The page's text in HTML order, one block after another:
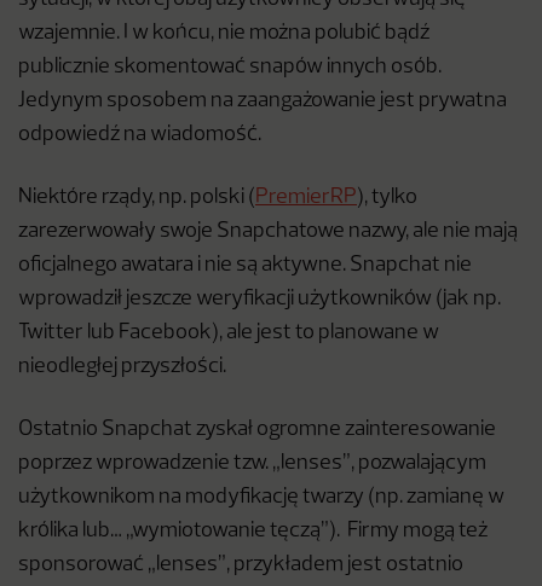
wzajemnie. I w końcu, nie można polubić bądź
publicznie skomentować snapów innych osób.
Jedynym sposobem na zaangażowanie jest prywatna
odpowiedź na wiadomość.
Niektóre rządy, np. polski (PremierRP), tylko
zarezerwowały swoje Snapchatowe nazwy, ale nie mają
oficjalnego awatara i nie są aktywne. Snapchat nie
wprowadził jeszcze weryfikacji użytkowników (jak np.
Twitter lub Facebook), ale jest to planowane w
nieodległej przyszłości.
Ostatnio Snapchat zyskał ogromne zainteresowanie
poprzez wprowadzenie tzw. „lenses”, pozwalającym
użytkownikom na modyfikację twarzy (np. zamianę w
królika lub… „wymiotowanie tęczą”). Firmy mogą też
sponsorować „lenses”, przykładem jest ostatnio